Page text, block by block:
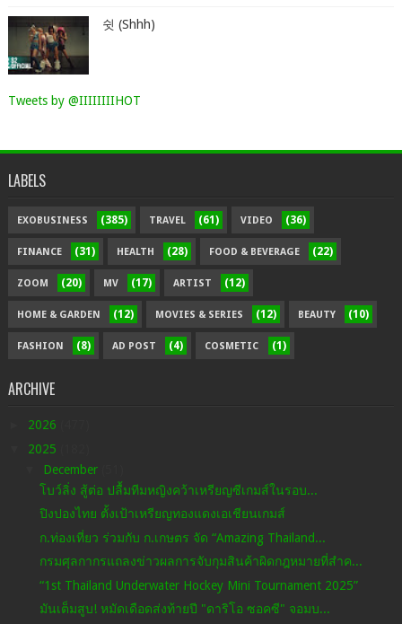
쉿 (Shhh)
Tweets by @IIIIIIIIHOT
LABELS
EXOBUSINESS (385) TRAVEL (61) VIDEO (36)
FINANCE (31) HEALTH (28) FOOD & BEVERAGE (22)
ZOOM (20) MV (17) ARTIST (12)
HOME & GARDEN (12) MOVIES & SERIES (12) BEAUTY (10)
FASHION (8) AD POST (4) COSMETIC (1)
ARCHIVE
2026
2025
December
โบว์ลิ่ง สู้ต่อ ปลื้มทีมหญิงคว้าเหรียญซีเกมส์ในรอบ...
ปิงปองไทย ตั้งเป้าเหรียญทองแดงเอเชียนเกมส์
ก.ท่องเที่ยว ร่วมกับ ก.เกษตร จัด “Amazing Thailand...
กรมศุลกากรแถลงข่าวผลการจับกุมสินค้าผิดกฎหมายที่สำค...
“1st Thailand Underwater Hockey Mini Tournament 2025”
มันเต็มสูบ! หมัดเดือดส่งท้ายปี "ดาริโอ ซอคซี" จอมบ...